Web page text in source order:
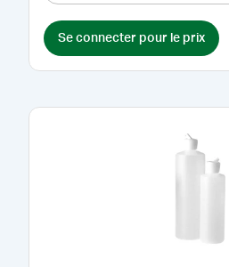
Se connecter pour le prix